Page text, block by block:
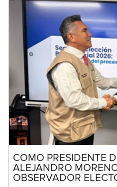
COMO PRESIDENTE
ALEJANDRO
OBSERVADOR